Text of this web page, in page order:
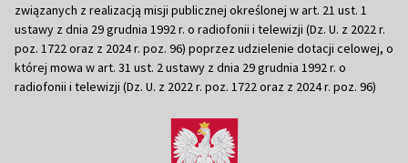
związanych z realizacją misji publicznej określonej w art. 21 ust. 1
ustawy z dnia 29 grudnia 1992 r. o radiofonii i telewizji (Dz. U. z 2022 r.
poz. 1722 oraz z 2024 r. poz. 96) poprzez udzielenie dotacji celowej, o
której mowa w art. 31 ust. 2 ustawy z dnia 29 grudnia 1992 r. o
radiofonii i telewizji (Dz. U. z 2022 r. poz. 1722 oraz z 2024 r. poz. 96)